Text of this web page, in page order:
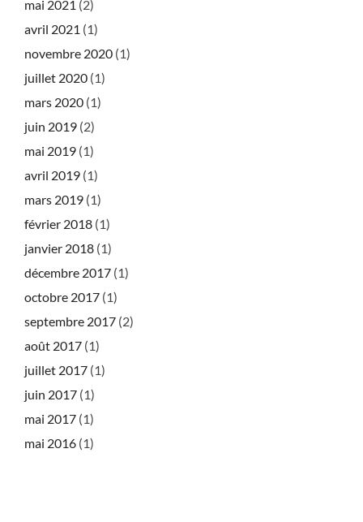
mai 2021 (2)
avril 2021 (1)
novembre 2020 (1)
juillet 2020 (1)
mars 2020 (1)
juin 2019 (2)
mai 2019 (1)
avril 2019 (1)
mars 2019 (1)
février 2018 (1)
janvier 2018 (1)
décembre 2017 (1)
octobre 2017 (1)
septembre 2017 (2)
août 2017 (1)
juillet 2017 (1)
juin 2017 (1)
mai 2017 (1)
mai 2016 (1)